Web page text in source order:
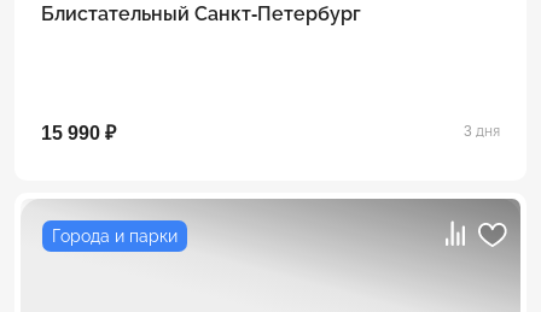
Блистательный Санкт-Петербург
15 990 ₽ 3 дня
Города и парки